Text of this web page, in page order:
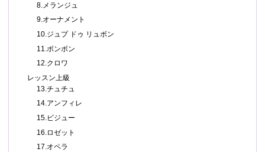
8.メランジュ
9.オーナメント
10.ジュプ ドゥ リュボン
11.ボンボン
12.クロワ
レッスン上級
13.チュチュ
14.アンフィレ
15.ビジュー
16.ロゼット
17.オペラ